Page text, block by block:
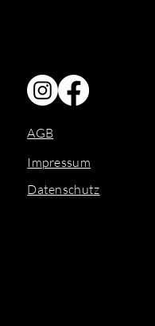
AGB
Impressum
Datenschutz